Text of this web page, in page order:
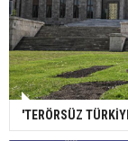
'TERÖRSÜZ